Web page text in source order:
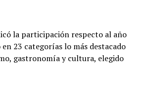
la participación respecto al año
23 categorías lo más destacado
gastronomía y cultura, elegido